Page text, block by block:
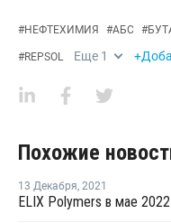
#НЕФТЕХИМИЯ #АБС #
#REPSOL Еще 1
Похожие
13 Декабря, 2021